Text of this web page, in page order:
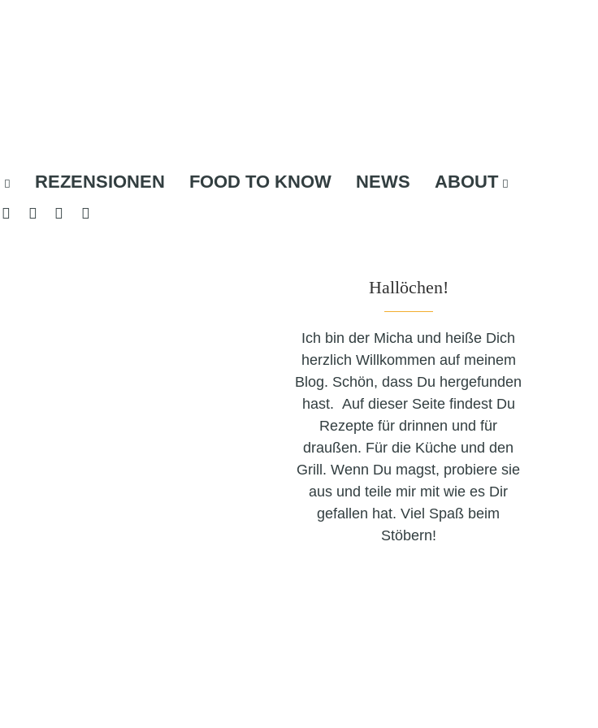
REZENSIONEN FOOD TO KNOW NEWS ABOUT
Hallöchen!
Ich bin der Micha und heiße Dich
herzlich Willkommen auf meinem
Blog. Schön, dass Du hergefunden
hast. Auf dieser Seite findest Du
Rezepte für drinnen und für
draußen. Für die Küche und den
Grill. Wenn Du magst, probiere sie
aus und teile mir mit wie es Dir
gefallen hat. Viel Spaß beim
Stöbern!